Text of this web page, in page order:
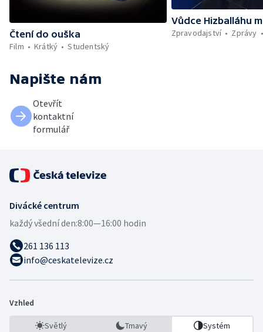
Čtení do ouška
Film
Krátký Studentský
Vůdce Hizballáhu
Zpravodajství
Zprávy
Napište nám
Otevřít
kontaktní
formulář
Divácké centrum
každý všední den:8:00—16:00 hodin
261 136 113
info@ceskatelevize.cz
Vzhled
Světlý Tmavý Systém